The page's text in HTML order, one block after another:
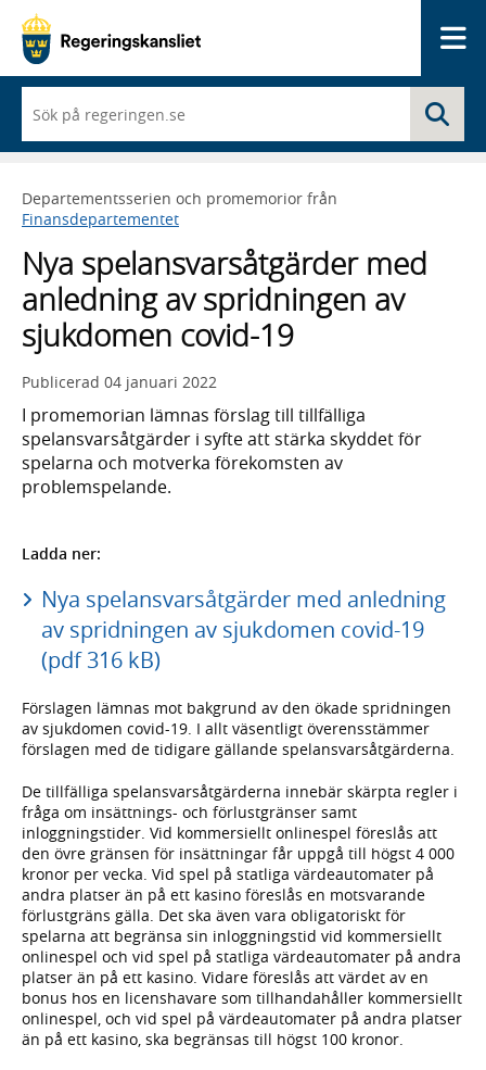
du
börjar
skriva
framträder
en
med
sökförslag
Departementsserien och promemorior från
Finansdepartementet
Nya spelansvarsåtgärder med
anledning av spridningen av
sjukdomen covid-19
Publicerad 04 januari 2022
I promemorian lämnas förslag till tillfälliga
spelansvarsåtgärder i syfte att stärka skyddet för
spelarna och motverka förekomsten av
problemspelande.
Ladda ner:
Nya spelansvarsåtgärder med anledning
av spridningen av sjukdomen covid-19
(pdf 316 kB)
Förslagen lämnas mot bakgrund av den ökade spridningen
av sjukdomen covid-19. I allt väsentligt överensstämmer
förslagen med de tidigare gällande spelansvarsåtgärderna.
De tillfälliga spelansvarsåtgärderna innebär skärpta regler i
fråga om insättnings- och förlustgränser samt
inloggningstider. Vid kommersiellt onlinespel föreslås att
den övre gränsen för insättningar får uppgå till högst 4 000
kronor per vecka. Vid spel på statliga värdeautomater på
andra platser än på ett kasino föreslås en motsvarande
förlustgräns gälla. Det ska även vara obligatoriskt för
spelarna att begränsa sin inloggningstid vid kommersiellt
onlinespel och vid spel på statliga värdeautomater på andra
platser än på ett kasino. Vidare föreslås att värdet av en
bonus hos en licenshavare som tillhandahåller kommersiellt
onlinespel, och vid spel på värdeautomater på andra platser
än på ett kasino, ska begränsas till högst 100 kronor.